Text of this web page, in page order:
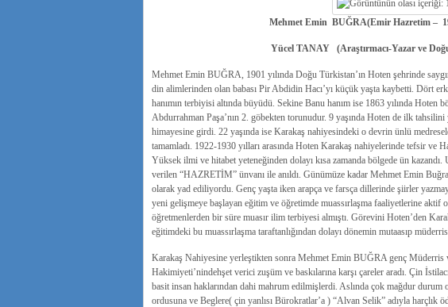
Mehmet Emin BUĞRA(Emir Hazretim –
Yücel TANAY (Araştırmacı-Yazar ve
Mehmet Emin BUĞRA, 1901 yılında Doğu Türkistan’ın Hoten şehrinde
din alimlerinden olan babası Pir Abdidin Hacı’yı küçük yaşta kaybetti. Dört
hanımın terbiyisi altında büyüdü. Sekine Banu hanım ise 1863 yılında Hoten
Abdurrahman Paşa’nın 2. göbekten torunudur. 9 yaşında Hoten de ilk tahsilini
himayesine girdi. 22 yaşında ise Karakaş nahiyesindeki o devrin ünlü
tamamladı. 1922-1930 yılları arasında Hoten Karakaş nahiyelerinde tefsir ve
Yüksek ilmi ve hitabet yeteneğinden dolayı kısa zamanda bölgede ün
verilen “HAZRETİM” ünvanı ile anıldı. Günümüze kadar Mehmet Emin
olarak yad ediliyordu. Genç yaşta iken arapça ve farsça dillerinde şiirler
yeni gelişmeye başlayan eğitim ve öğretimde muassırlaşma faaliyetlerine aktif
öğretmenlerden bir süre muasır ilim terbiyesi almıştı. Görevini Hoten’den
eğitimdeki bu muassırlaşma taraftanlığından dolayı dönemin mutaasıp
Karakaş Nahiyesine yerleştikten sonra Mehmet Emin BUĞRA genç Müderris
Hakimiyeti’nindehşet verici zuşüm ve baskılarına karşı çareler aradı. Çin
basit insan haklarından dahi mahrum edilmişlerdi. Aslında çok mağdur
ordusuna ve Beglere( çin yanlısı Bürokratlar’a ) “Alvan Selik” adıyla harçlık